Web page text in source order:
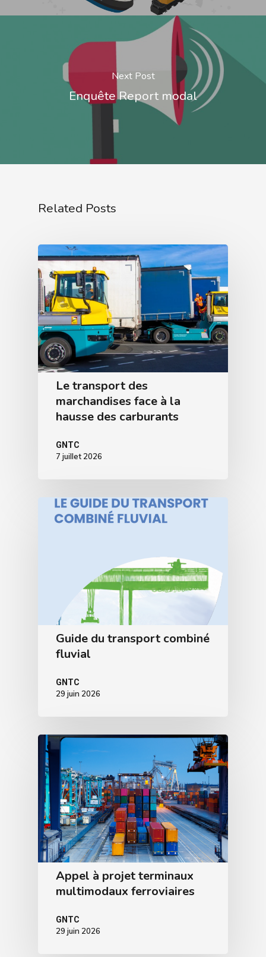
Next Post
Enquête Report modal
Related Posts
Le transport des
marchandises face à la
hausse des carburants
GNTC
7 juillet 2026
Guide du transport combiné
fluvial
GNTC
29 juin 2026
Appel à projet terminaux
multimodaux ferroviaires
GNTC
29 juin 2026